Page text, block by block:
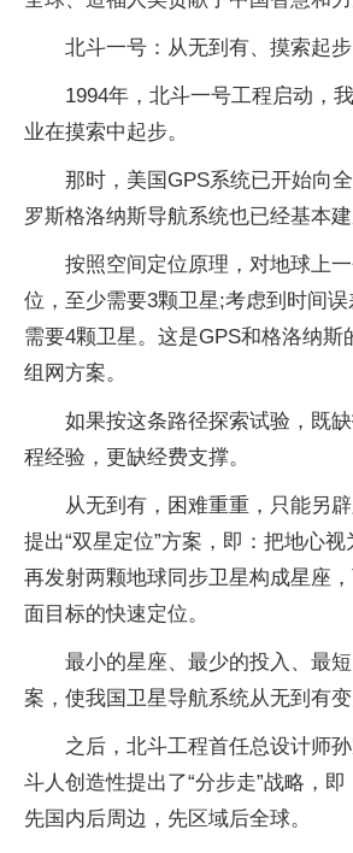
北斗一号：从无到有、摸索起步
1994年，北斗一号工程启动，
业在摸索中起步。
那时，美国GPS系统已开始向
罗斯格洛纳斯导航系统也已经基本建
按照空间定位原理，对地球上
位，至少需要3颗卫星;考虑到时间
需要4颗卫星。这是GPS和格洛纳斯
组网方案。
如果按这条路径探索试验，既
程经验，更缺经费支撑。
从无到有，困难重重，只能另
提出“双星定位”方案，即：把地心视
再发射两颗地球同步卫星构成星座
面目标的快速定位。
最小的星座、最少的投入、最
案，使我国卫星导航系统从无到有变
之后，北斗工程首任总设计师
斗人创造性提出了“分步走”战略，即
先国内后周边，先区域后全球。